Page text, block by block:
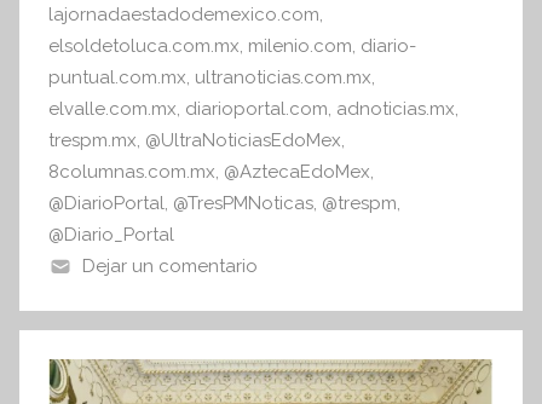
m
a
t
i
v
a
lajornadaestadodemexico.com,
elsoldetoluca.com.mx, milenio.com, diario-
puntual.com.mx, ultranoticias.com.mx,
elvalle.com.mx, diarioportal.com, adnoticias.mx,
trespm.mx, @UltraNoticiasEdoMex,
8columnas.com.mx, @AztecaEdoMex,
@DiarioPortal, @TresPMNoticas, @trespm,
@Diario_Portal
Dejar un comentario